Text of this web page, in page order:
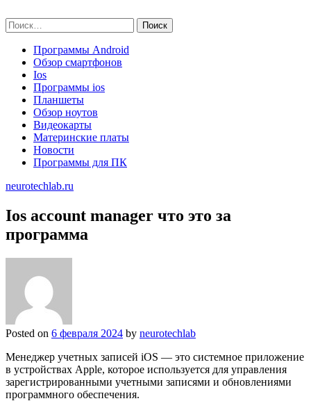
to
content
Найти:
Программы Android
Обзор смартфонов
Ios
Программы ios
Планшеты
Обзор ноутов
Видеокарты
Материнские платы
Новости
Программы для ПК
neurotechlab.ru
Ios account manager что это за
программа
Posted on 6 февраля 2024 by neurotechlab
Менеджер учетных записей iOS — это системное приложение
в устройствах Apple, которое используется для управления
зарегистрированными учетными записями и обновлениями
программного обеспечения.